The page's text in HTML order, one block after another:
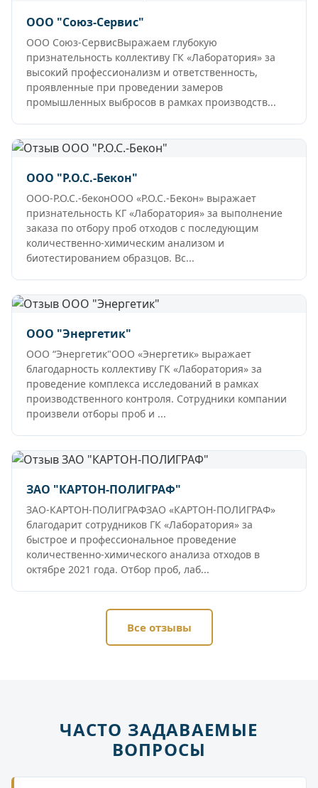
ООО "Союз-Сервис"
ООО Союз-СервисВыражаем глубокую
признательность коллективу ГК «Лаборатория» за
высокий профессионализм и ответственность,
проявленные при проведении замеров
промышленных выбросов в рамках производств...
ООО "Р.О.С.-Бекон"
ООО-Р.О.С.-беконООО «Р.О.С.-Бекон» выражает
признательность КГ «Лаборатория» за выполнение
заказа по отбору проб отходов с последующим
количественно-химическим анализом и
биотестированием образцов. Вс...
ООО "Энергетик"
ООО “Энергетик"ООО «Энергетик» выражает
благодарность коллективу ГК «Лаборатория» за
проведение комплекса исследований в рамках
производственного контроля. Сотрудники компании
произвели отборы проб и ...
ЗАО "КАРТОН-ПОЛИГРАФ"
ЗАО-КАРТОН-ПОЛИГРАФЗАО «КАРТОН-ПОЛИГРАФ»
благодарит сотрудников ГК «Лаборатория» за
быстрое и профессиональное проведение
количественно-химического анализа отходов в
октябре 2021 года. Отбор проб, лаб...
Все отзывы
ЧАСТО ЗАДАВАЕМЫЕ
ВОПРОСЫ